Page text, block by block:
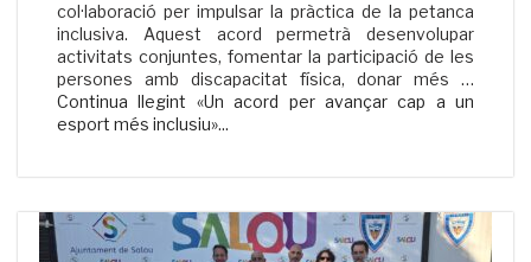
col·laboració per impulsar la pràctica de la petanca
inclusiva. Aquest acord permetrà desenvolupar
activitats conjuntes, fomentar la participació de les
persones amb discapacitat física, donar més …
Continua llegint «Un acord per avançar cap a un
esport més inclusiu»...